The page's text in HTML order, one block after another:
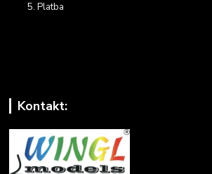
Platba
Kontakt: